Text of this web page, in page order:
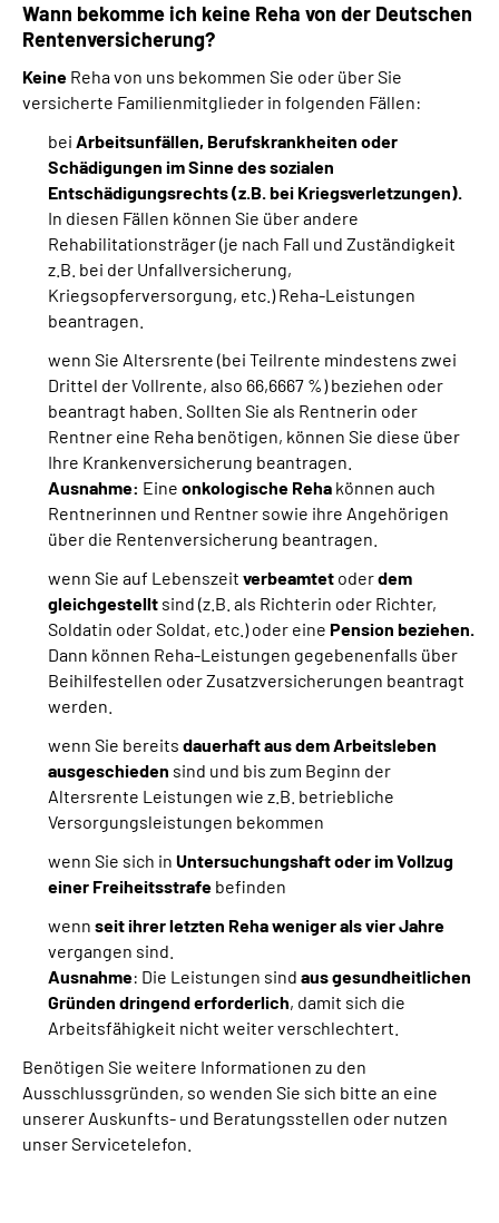
Wann bekomme ich keine Reha von der Deutschen
Rentenversicherung?
Keine Reha von uns bekommen Sie oder über Sie
versicherte Familienmitglieder in folgenden Fällen:
bei Arbeitsunfällen, Berufskrankheiten oder
Schädigungen im Sinne des sozialen
Entschädigungsrechts (z.B. bei Kriegsverletzungen).
In diesen Fällen können Sie über andere
Rehabilitationsträger (je nach Fall und Zuständigkeit
z.B. bei der Unfallversicherung,
Kriegsopferversorgung, etc.) Reha-Leistungen
beantragen.
wenn Sie Altersrente (bei Teilrente mindestens zwei
Drittel der Vollrente, also 66,6667 %) beziehen oder
beantragt haben. Sollten Sie als Rentnerin oder
Rentner eine Reha benötigen, können Sie diese über
Ihre Krankenversicherung beantragen.
Ausnahme: Eine onkologische Reha können auch
Rentnerinnen und Rentner sowie ihre Angehörigen
über die Rentenversicherung beantragen.
wenn Sie auf Lebenszeit verbeamtet oderdem
gleichgestellt sind (z.B. als Richterin oder Richter,
Soldatin oder Soldat, etc.) oder eine Pension beziehen.
Dann können Reha-Leistungen gegebenenfalls über
Beihilfestellen oder Zusatzversicherungen beantragt
werden.
wenn Sie bereits dauerhaft aus dem Arbeitsleben
ausgeschieden sind und bis zum Beginn der
Altersrente Leistungen wie z.B. betriebliche
Versorgungsleistungen bekommen
wenn Sie sich in Untersuchungshaft oder im Vollzug
einer Freiheitsstrafe befinden
wenn seit ihrer letzten Reha weniger als vier Jahre
vergangen sind.
Ausnahme: Die Leistungen sind aus gesundheitlichen
Gründen dringend erforderlich, damit sich die
Arbeitsfähigkeit nicht weiter verschlechtert.
Benötigen Sie weitere Informationen zu den
Ausschlussgründen, so wenden Sie sich bitte an eine
unserer Auskunfts- und Beratungsstellen oder nutzen
unser Servicetelefon.